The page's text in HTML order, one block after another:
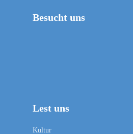
Besucht uns
Lest uns
Kultur